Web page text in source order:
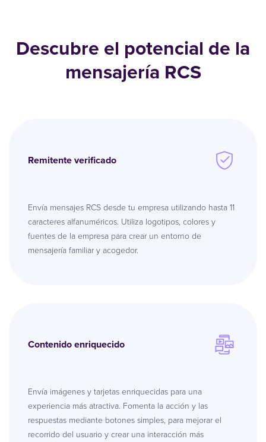
Descubre el potencial de la
mensajería RCS
Remitente verificado
Envía mensajes RCS desde tu empresa utilizando hasta 11
caracteres alfanuméricos. Utiliza logotipos, colores y
fuentes de la empresa para crear un entorno de
mensajería familiar y acogedor.
Contenido enriquecido
Envía imágenes y tarjetas enriquecidas para una
experiencia más atractiva. Fomenta la acción y las
respuestas mediante botones simples, para mejorar el
recorrido del usuario y crear una interacción más